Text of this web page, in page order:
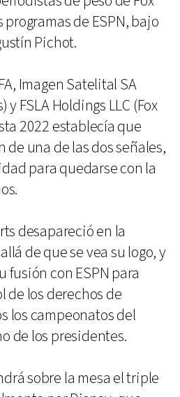
de ESPN, bajo
Pichot.
Imagen Satelital SA
y FSLA Holdings LLC (Fox
2022 establecía que
una de las dos señales,
para quedarse con la
desapareció en la
de que se vea su logo, y
fusión con ESPN para
de los derechos de
los campeonatos del
de los presidentes.
sobre la mesa el triple